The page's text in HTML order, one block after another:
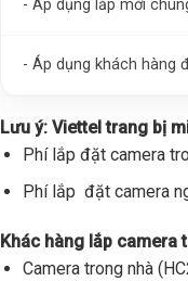
- Áp dụng lắp mới
- Áp dụng khách hàng
Lưu ý: Viettel trang bị
Phí lắp đặt camera
Phí lắp đặt camera
Khác hàng lắp camera
Camera trong nhà